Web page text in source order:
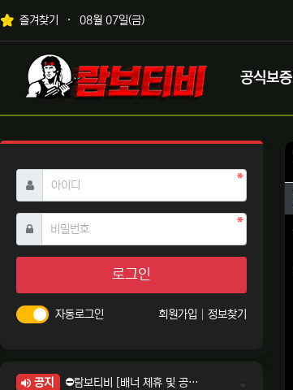
상단 네비
즐겨찾기 08월 07일(금)
메인 메뉴
로고
공식보증
아이디 필수
비밀번호필수
로그인
자동로그인 회원가입 정보찾기
공지
⛔람보티비 [배너 제휴 및 공식 입점 문의 안내]